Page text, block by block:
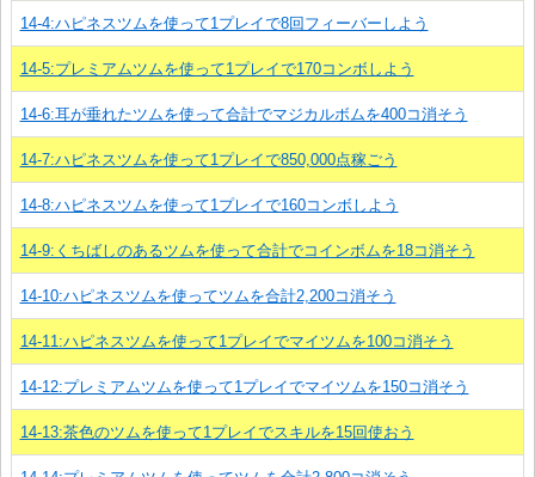
14-4:ハピネスツムを使って1プレイで8回フィーバーしよう
14-5:プレミアムツムを使って1プレイで170コンボしよう
14-6:耳が垂れたツムを使って合計でマジカルボムを400コ消そう
14-7:ハピネスツムを使って1プレイで850,000点稼ごう
14-8:ハピネスツムを使って1プレイで160コンボしよう
14-9:くちばしのあるツムを使って合計でコインボムを18コ消そう
14-10:ハピネスツムを使ってツムを合計2,200コ消そう
14-11:ハピネスツムを使って1プレイでマイツムを100コ消そう
14-12:プレミアムツムを使って1プレイでマイツムを150コ消そう
14-13:茶色のツムを使って1プレイでスキルを15回使おう